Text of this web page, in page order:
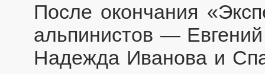
После окончания
альпинистов —
Надежда Иванова и